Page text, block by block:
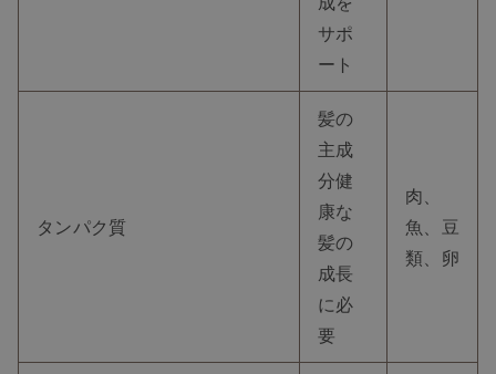
サポ
ート
タンパク質
髪の
主成
分健
康な
髪の
成長
に必
要
肉、
魚、豆
類、卵